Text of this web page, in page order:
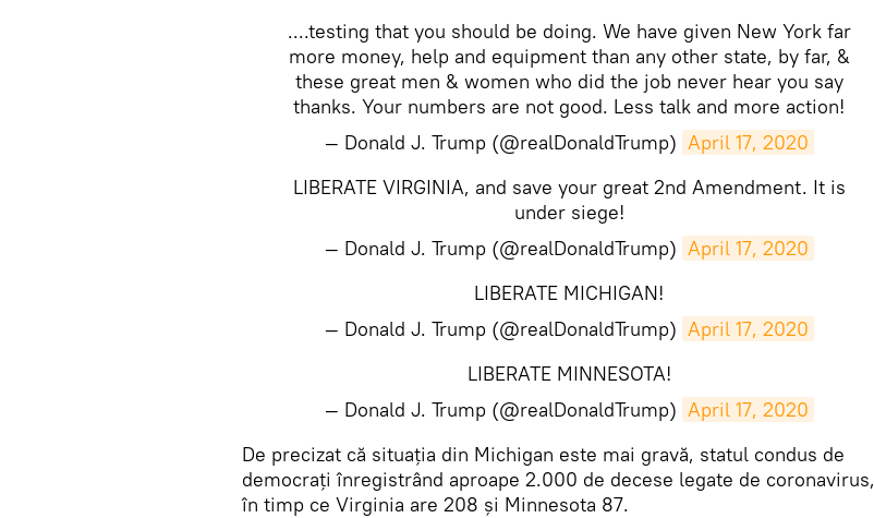
....testing that you should be doing. We have given New York far
more money, help and equipment than any other state, by far, &
these great men & women who did the job never hear you say
thanks. Your numbers are not good. Less talk and more action!
— Donald J. Trump (@realDonaldTrump) April 17, 2020
LIBERATE VIRGINIA, and save your great 2nd Amendment. It is
under siege!
— Donald J. Trump (@realDonaldTrump) April 17, 2020
LIBERATE MICHIGAN!
— Donald J. Trump (@realDonaldTrump) April 17, 2020
LIBERATE MINNESOTA!
— Donald J. Trump (@realDonaldTrump) April 17, 2020
De precizat că situația din Michigan este mai gravă, statul condus de
democrați înregistrând aproape 2.000 de decese legate de coronavirus,
în timp ce Virginia are 208 şi Minnesota 87.